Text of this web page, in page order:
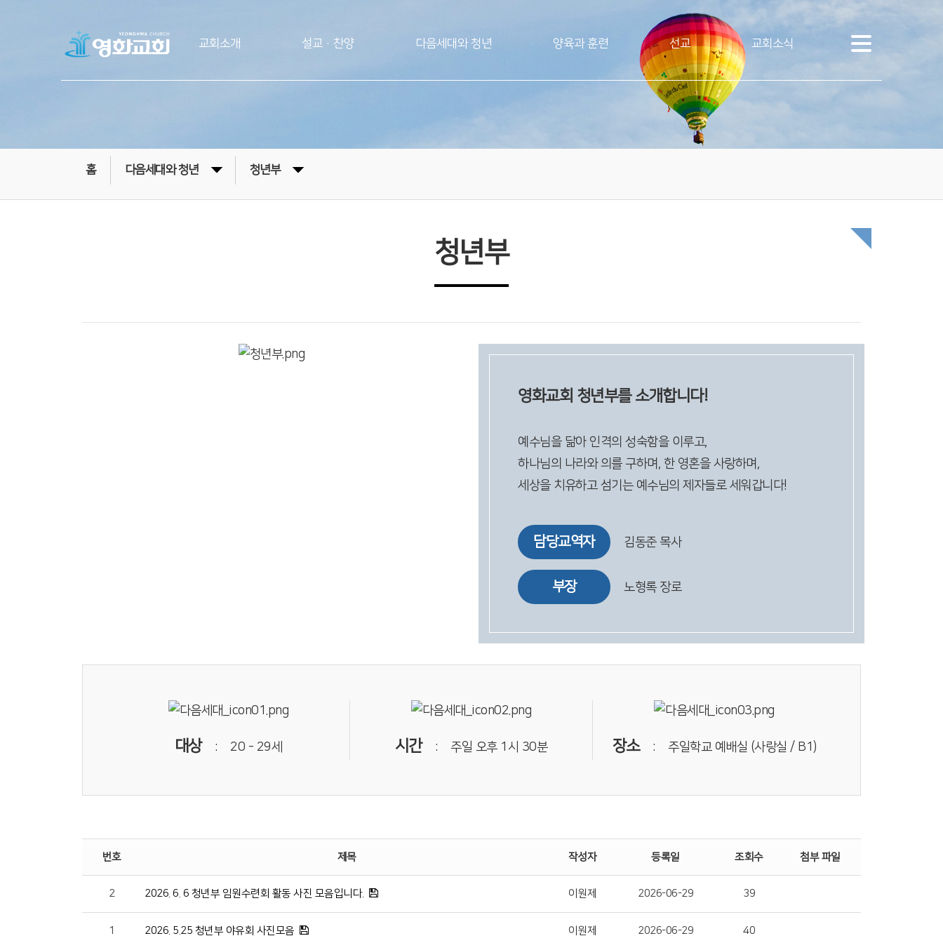
교회소개 설교·찬양 다음세대와 청년 양육과 훈련 선교 교회소식
홈 다음세대와 청년 청년부
청년부
영화교회 청년부를 소개합니다!
예수님을 닮아 인격의 성숙함을 이루고,
하나님의 나라와 의를 구하며, 한 영혼을 사랑하며,
세상을 치유하고 섬기는 예수님의 제자들로 세워갑니다!
담당교역자 김동준 목사
부장 노형록 장로
대상: 20 - 29세 시간: 주일 오후 1시 30분 장소: 주일학교 예배실 (사랑실 / B1)
번호 제목 작성자 등록일 조회수 첨부 파일
2 2026. 6. 6 청년부 임원수련회 활동 사진 모음입니다. 이원제 2026-06-29 39
1 2026. 5.25 청년부 야유회 사진모음 이원제 2026-06-29 40